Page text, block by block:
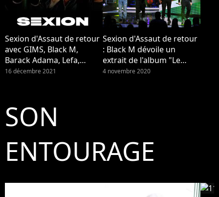
Sexion d'Assaut de retour
avec GIMS, Black M,
Barack Adama, Lefa,
Maska, Doomams et JR O
donné une interview à
Pure Charts et PRBK.
16 décembre 2021
Sexion d'Assaut de retour
: Black M dévoile un
extrait de l'album "Le
retour des rois" !
4 novembre 2020
SON
ENTOURAGE